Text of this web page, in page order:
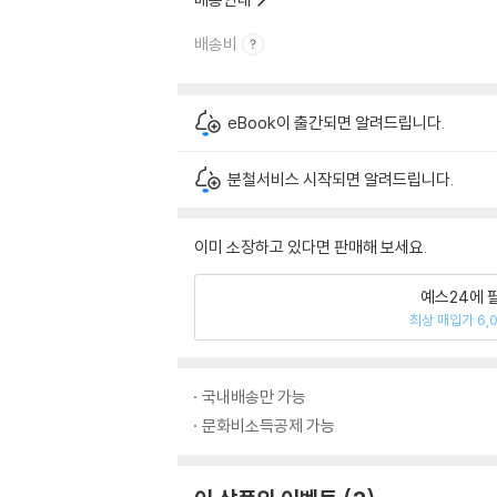
배송비
eBook이 출간되면 알려드립니다.
분철서비스 시작되면 알려드립니다.
이미 소장하고 있다면 판매해 보세요.
예스24에
최상 매입가
국내배송만 가능
문화비소득공제 가능